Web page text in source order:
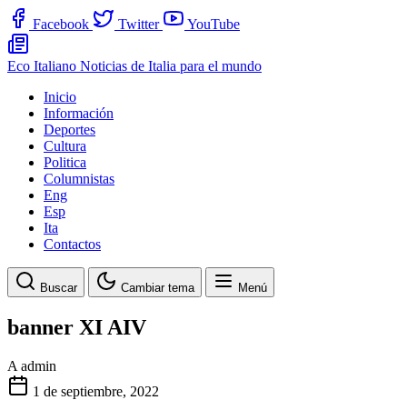
Facebook Twitter YouTube
Eco Italiano Noticias de Italia para el mundo
Inicio
Información
Deportes
Cultura
Politica
Columnistas
Eng
Esp
Ita
Contactos
Buscar Cambiar tema Menú
banner XI AIV
A admin
1 de septiembre, 2022